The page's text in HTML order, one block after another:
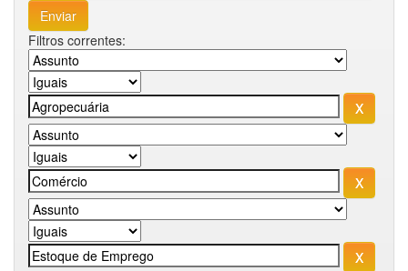
Filtros correntes: